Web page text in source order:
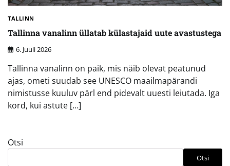
TALLINN
Tallinna vanalinn üllatab külastajaid uute avastustega
6. Juuli 2026
Tallinna vanalinn on paik, mis näib olevat peatunud
ajas, ometi suudab see UNESCO maailmapärandi
nimistusse kuuluv pärl end pidevalt uuesti leiutada. Iga
kord, kui astute […]
Otsi
Otsi